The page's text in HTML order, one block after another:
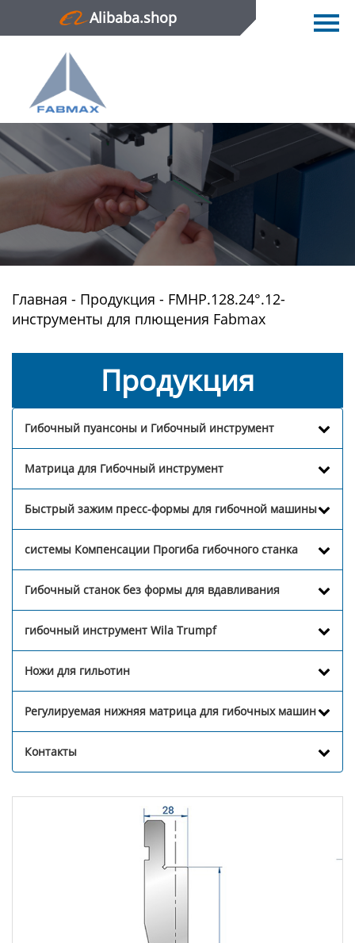
Alibaba.shop
Главная
Продукция
Новости
О нас
Контактная информация
Главная - Продукция - FMHP.128.24°.12-
инструменты для плющения Fabmax
Продукция
Гибочный пуансоны и Гибочный инструмент
Матрица для Гибочный инструмент
Быстрый зажим пресс-формы для гибочной машины
системы Компенсации Прогиба гибочного станка
Гибочный станок без формы для вдавливания
гибочный инструмент Wila Trumpf
Ножи для гильотин
Регулируемая нижняя матрица для гибочных машин
Контакты